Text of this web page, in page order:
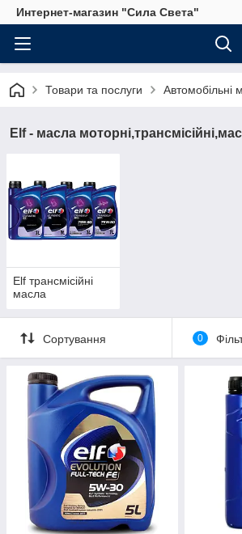
Интернет-магазин "Сила Света"
Товари та послуги Автомобільні
Elf - масла
Elf трансмісійні
масла
Сортування 0